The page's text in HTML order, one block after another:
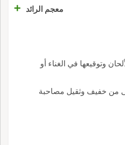
معجم الرائد +
وتوقيعها في الغناء أو
من خفيف وثقيل مصاحبة